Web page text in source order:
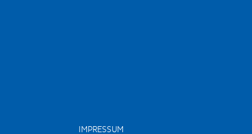
IMPRESSUM